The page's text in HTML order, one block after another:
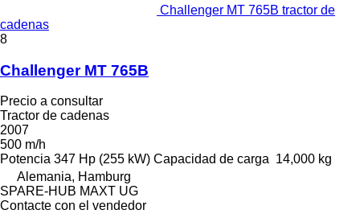
Challenger MT 765B tractor de
cadenas
8
Challenger MT 765B
Precio a consultar
Tractor de cadenas
2007
500 m/h
Potencia 347 Hp (255 kW) Capacidad de carga 14,000 kg
Alemania, Hamburg
SPARE-HUB MAXT UG
Contacte con el vendedor